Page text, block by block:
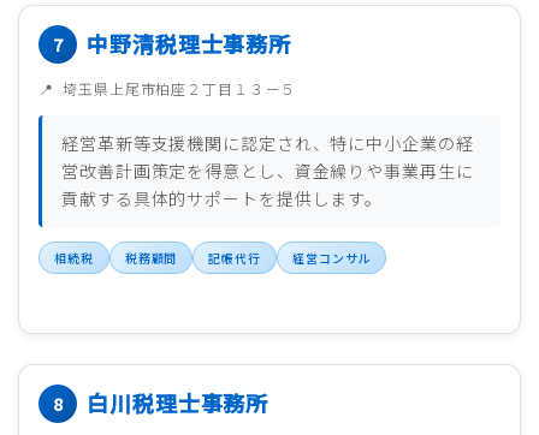
中野清税理士事務所
埼玉県上尾市柏座２丁目１３－５
経営革新等支援機関に認定され、特に中小企業の経
営改善計画策定を得意とし、資金繰りや事業再生に
貢献する具体的サポートを提供します。
相続税 税務顧問 記帳代行 経営コンサル
白川税理士事務所